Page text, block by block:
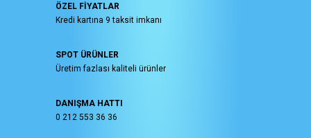
ÖZEL FİYATLAR
Kredi kartına 9 taksit imkanı
SPOT ÜRÜNLER
Üretim fazlası kaliteli ürünler
DANIŞMA HATTI
0 212 553 36 36